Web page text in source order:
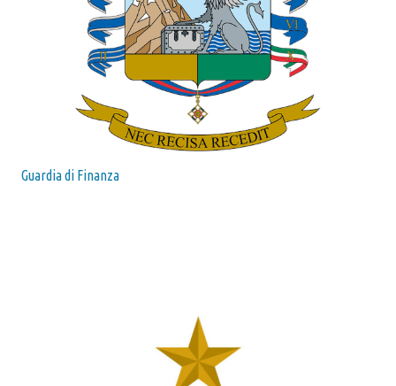
Guardia di Finanza